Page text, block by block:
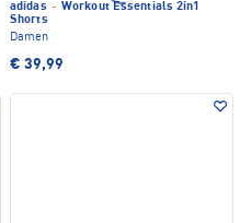
adidas · Workout Essentials 2in1
Shorts
Damen
€ 39,99